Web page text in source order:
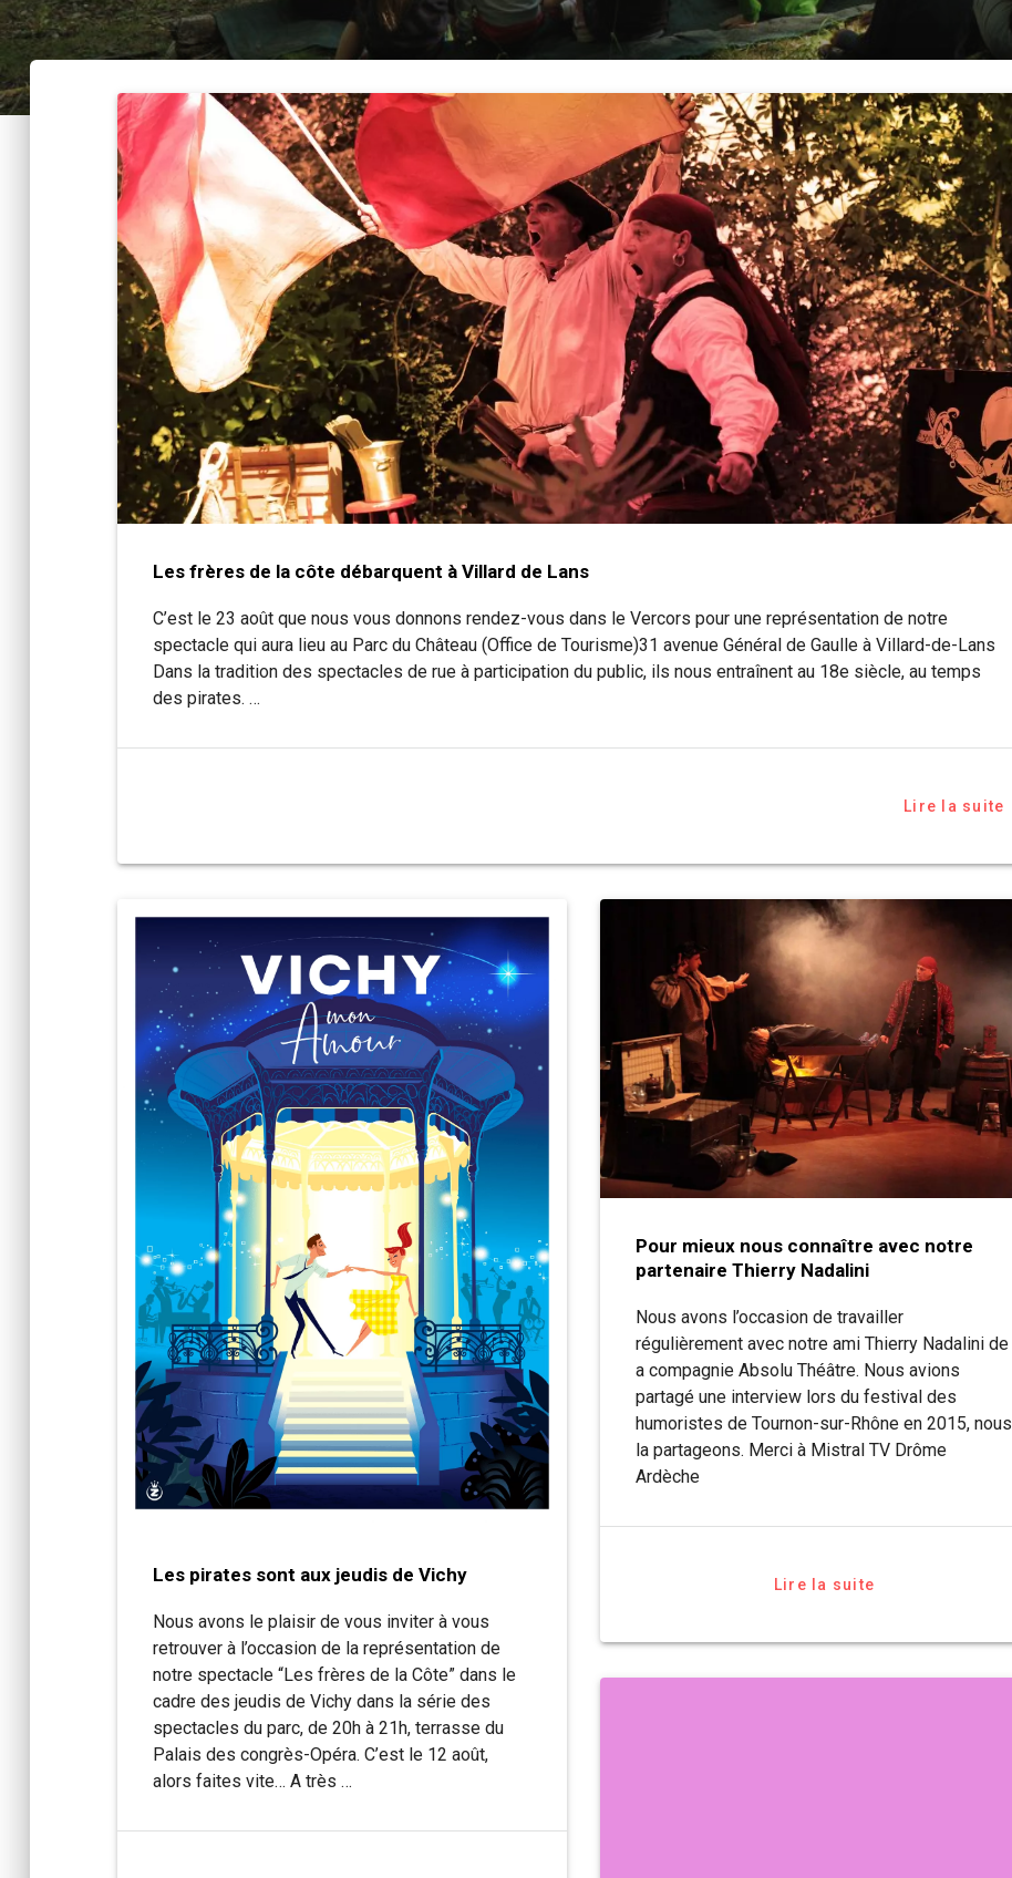
Les frères de la côte débarquent à Villard de Lans
C’est le 23 août que nous vous donnons rendez-vous dans le Vercors pour une représentation de notre
spectacle qui aura lieu au Parc du Château (Office de Tourisme)31 avenue Général de Gaulle à Villard-de-Lans
Dans la tradition des spectacles de rue à participation du public, ils nous entraînent au 18e siècle, au temps
des pirates. …
Lire la suite
Les pirates sont aux jeudis de Vichy
Nous avons le plaisir de vous inviter à vous
retrouver à l’occasion de la représentation de
notre spectacle “Les frères de la Côte” dans le
cadre des jeudis de Vichy dans la série des
spectacles du parc, de 20h à 21h, terrasse du
Palais des congrès-Opéra. C’est le 12 août,
alors faites vite… A très …
Pour mieux nous connaître avec notre
partenaire Thierry Nadalini
Nous avons l’occasion de travailler
régulièrement avec notre ami Thierry Nadalini de
a compagnie Absolu Théâtre. Nous avions
partagé une interview lors du festival des
humoristes de Tournon-sur-Rhône en 2015, nous
la partageons. Merci à Mistral TV Drôme
Ardèche
Lire la suite